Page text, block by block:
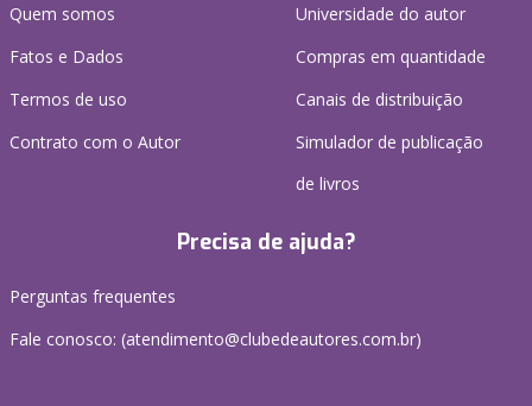
Quem somos
Fatos e Dados
Termos de uso
Contrato com o Autor
Universidade do autor
Compras em quantidade
Canais de distribuição
Simulador de publicação
de livros
Precisa de ajuda?
Perguntas frequentes
Fale conosco: (atendimento@clubedeautores.com.br)